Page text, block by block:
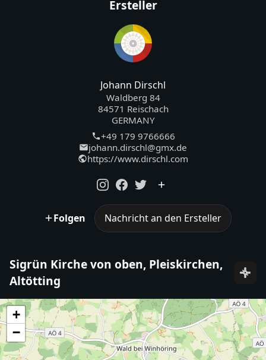
Ersteller
Johann Dirschl
Waldberg 84
84571 Reischach
GERMANY
+49 179 9766666
johann.dirschl@gmx.de
https://www.dirschl.com
Folgen Nachricht an den Ersteller
Sigrün Kirche von oben, Pleiskirchen,
Altötting
+
−